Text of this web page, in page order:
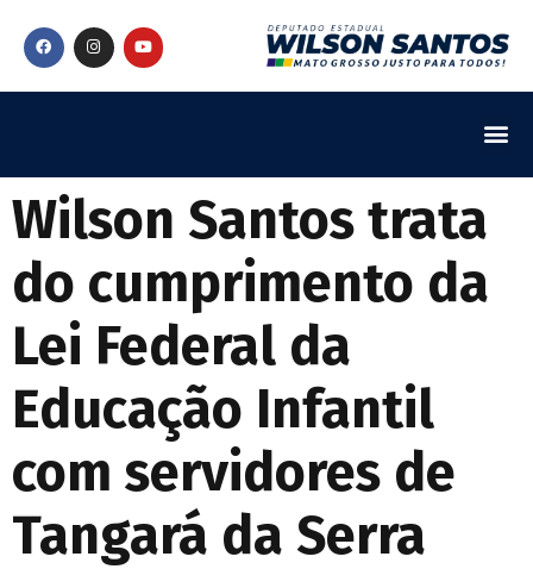
Wilson Santos trata
do cumprimento da
Lei Federal da
Educação Infantil
com servidores de
Tangará da Serra